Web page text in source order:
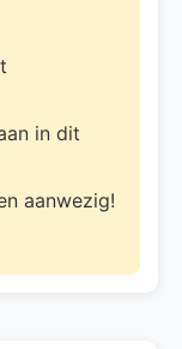
in dit
aanwezig!